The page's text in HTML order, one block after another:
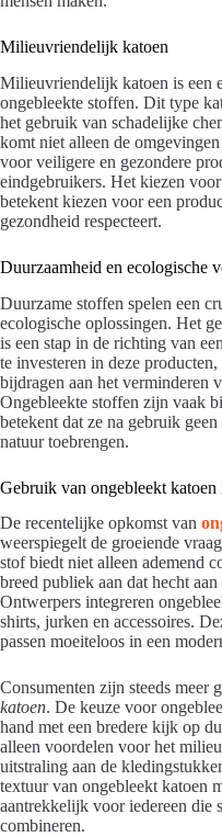
Milieuvriendelijk katoen
Milieuvriendelijk katoen is een
ongebleekte stoffen. Dit type
het gebruik van schadelijke
komt niet alleen de
voor veiligere en gezondere
eindgebruikers. Het kiezen
betekent kiezen voor een
gezondheid respecteert.
Duurzaamheid en ecologische
Duurzame stoffen spelen een
ecologische oplossingen. Het
is een stap in de richting van
te investeren in deze
bijdragen aan het verminderen
Ongebleekte stoffen zijn vaak
betekent dat ze na gebruik
natuur toebrengen.
Gebruik van ongebleekt katoen
De recentelijke opkomst van
weerspiegelt de groeiende
stof biedt niet alleen ademend
breed publiek aan dat hecht
Ontwerpers integreren
shirts, jurken en accessoires.
passen moeiteloos in een
Consumenten zijn steeds meer
katoen. De keuze voor
hand met een bredere kijk op
alleen voordelen voor het
uitstraling aan de
textuur van ongebleekt katoen
aantrekkelijk voor iedereen die
combineren.